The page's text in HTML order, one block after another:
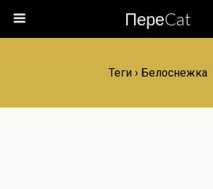
ПереCat
Теги › Белоснежка